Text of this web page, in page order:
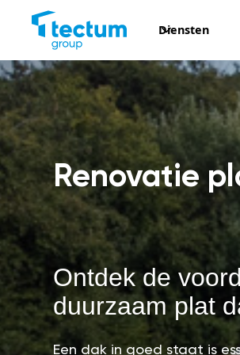
Diensten
Renovatie
Ontdek de
duurzaam plat
Een dak in goed staat is